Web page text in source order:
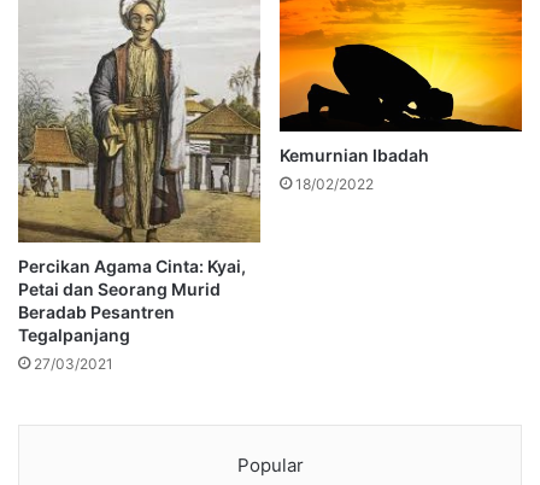
Percikan Agama Cinta: Kyai,
Petai dan Seorang Murid
Beradab Pesantren
Tegalpanjang
27/03/2021
Kemurnian Ibadah
18/02/2022
Popular